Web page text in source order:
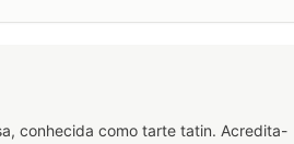
conhecida como tarte tatin. Acredita-